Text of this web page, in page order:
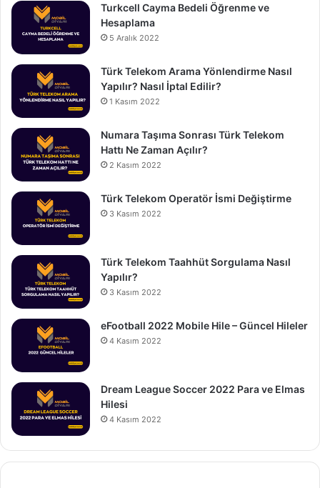
Turkcell Cayma Bedeli Öğrenme ve
Hesaplama
5 Aralık 2022
Türk Telekom Arama Yönlendirme Nasıl
Yapılır? Nasıl İptal Edilir?
1 Kasım 2022
Numara Taşıma Sonrası Türk Telekom
Hattı Ne Zaman Açılır?
2 Kasım 2022
Türk Telekom Operatör İsmi Değiştirme
3 Kasım 2022
Türk Telekom Taahhüt Sorgulama Nasıl
Yapılır?
3 Kasım 2022
eFootball 2022 Mobile Hile – Güncel Hileler
4 Kasım 2022
Dream League Soccer 2022 Para ve Elmas
Hilesi
4 Kasım 2022